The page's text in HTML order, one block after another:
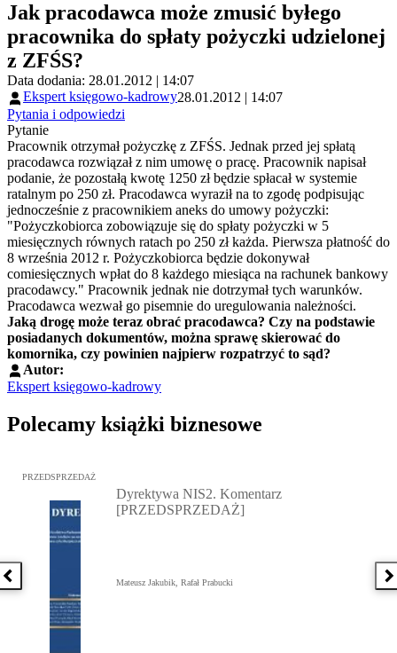
Jak pracodawca może zmusić byłego
pracownika do spłaty pożyczki udzielonej
z ZFŚS?
Data dodania: 28.01.2012 | 14:07
Ekspert księgowo-kadrowy28.01.2012 | 14:07
Pytania i odpowiedzi
Pytanie
Pracownik otrzymał pożyczkę z ZFŚS. Jednak przed jej spłatą
pracodawca rozwiązał z nim umowę o pracę. Pracownik napisał
podanie, że pozostałą kwotę 1250 zł będzie spłacał w systemie
ratalnym po 250 zł. Pracodawca wyraził na to zgodę podpisując
jednocześnie z pracownikiem aneks do umowy pożyczki:
"Pożyczkobiorca zobowiązuje się do spłaty pożyczki w 5
miesięcznych równych ratach po 250 zł każda. Pierwsza płatność do
8 września 2012 r. Pożyczkobiorca będzie dokonywał
comiesięcznych wpłat do 8 każdego miesiąca na rachunek bankowy
pracodawcy." Pracownik jednak nie dotrzymał tych warunków.
Pracodawca wezwał go pisemnie do uregulowania należności.
Jaką drogę może teraz obrać pracodawca? Czy na podstawie
posiadanych dokumentów, można sprawę skierować do
komornika, czy powinien najpierw rozpatrzyć to sąd?
Autor:
Ekspert księgowo-kadrowy
Polecamy książki biznesowe
Poprzednia książka
Przejdź do: Dyrektywa NIS2. Komentarz [PRZEDSPRZEDAŻ],
PRZEDSPRZEDAŻ
Dyrektywa NIS2. Komentarz
[PRZEDSPRZEDAŻ]
Mateusz Jakubik, Rafał Prabucki